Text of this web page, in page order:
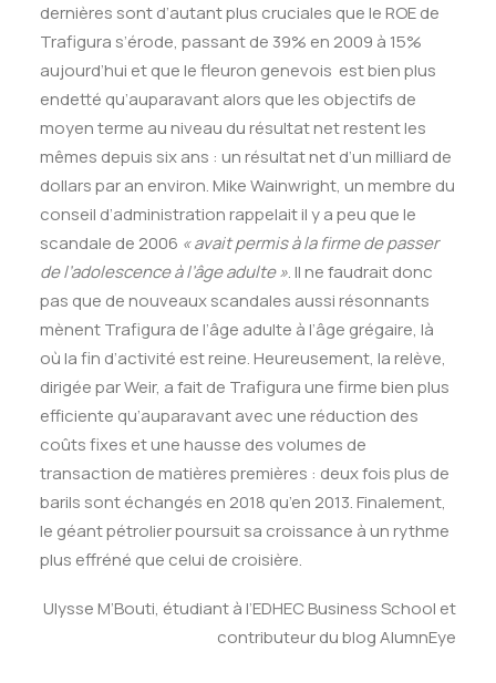
dernières sont d’autant plus cruciales que le ROE de
Trafigura s’érode, passant de 39% en 2009 à 15%
aujourd’hui et que le fleuron genevois est bien plus
endetté qu’auparavant alors que les objectifs de
moyen terme au niveau du résultat net restent les
mêmes depuis six ans : un résultat net d’un milliard de
dollars par an environ. Mike Wainwright, un membre du
conseil d’administration rappelait il y a peu que le
scandale de 2006 « avait permis à la firme de passer
de l’adolescence à l’âge adulte ». Il ne faudrait donc
pas que de nouveaux scandales aussi résonnants
mènent Trafigura de l’âge adulte à l’âge grégaire, là
où la fin d’activité est reine. Heureusement, la relève,
dirigée par Weir, a fait de Trafigura une firme bien plus
efficiente qu’auparavant avec une réduction des
coûts fixes et une hausse des volumes de
transaction de matières premières : deux fois plus de
barils sont échangés en 2018 qu’en 2013. Finalement,
le géant pétrolier poursuit sa croissance à un rythme
plus effréné que celui de croisière.
Ulysse M’Bouti, étudiant à l’EDHEC Business School et
contributeur du blog AlumnEye